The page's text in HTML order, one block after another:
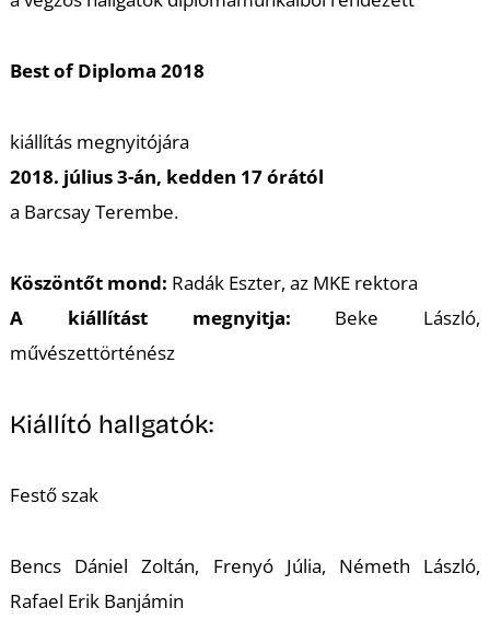
Best of Diploma 2018
kiállítás megnyitójára
2018. július 3-án, kedden 17 órától
a Barcsay Terembe.
Köszöntőt mond: Radák Eszter, az MKE rektora
A kiállítást megnyitja: Beke László,
művészettörténész
Kiállító hallgatók:
Festő szak
Bencs Dániel Zoltán, Frenyó Júlia, Németh László,
Rafael Erik Banjámin